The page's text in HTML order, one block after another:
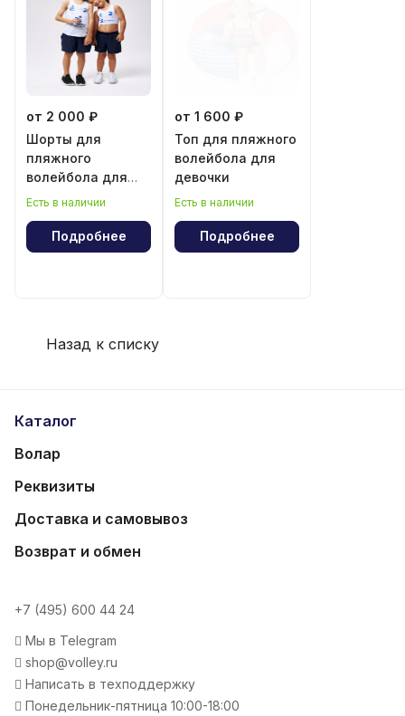
от 2 000 ₽
Шорты для
пляжного
волейбола для
мальчика и
Есть в наличии
Подробнее
от 1 600 ₽
Топ для пляжного
волейбола для
девочки
Есть в наличии
Подробнее
Назад к списку
Каталог
Волар
Реквизиты
Доставка и самовывоз
Возврат и обмен
+7 (495) 600 44 24
Мы в Telegram
shop@volley.ru
Написать в техподдержку
Понедельник-пятница 10:00-18:00